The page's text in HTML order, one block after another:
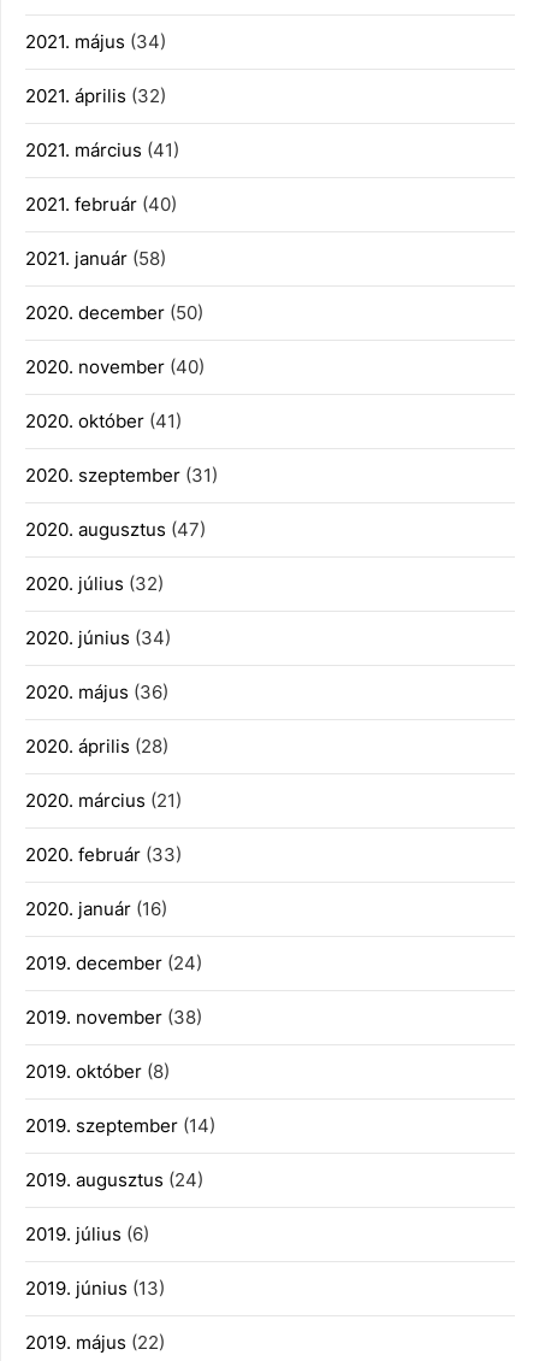
2021. május (34)
2021. április (32)
2021. március (41)
2021. február (40)
2021. január (58)
2020. december (50)
2020. november (40)
2020. október (41)
2020. szeptember (31)
2020. augusztus (47)
2020. július (32)
2020. június (34)
2020. május (36)
2020. április (28)
2020. március (21)
2020. február (33)
2020. január (16)
2019. december (24)
2019. november (38)
2019. október (8)
2019. szeptember (14)
2019. augusztus (24)
2019. július (6)
2019. június (13)
2019. május (22)